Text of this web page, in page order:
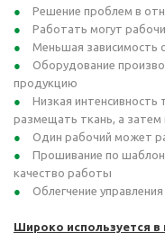
Решение проблем в
Работать могут
Меньшая зависимость
Оборудование
продукцию
Низкая
размещать ткань, а
Один рабочий может
Прошивание по
качество работы
Облегчение
Широко используется